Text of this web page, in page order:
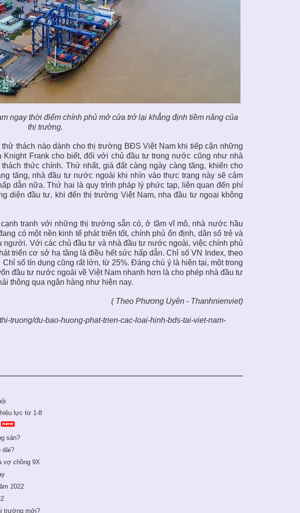
ngay thời điểm chính phủ mở cửa trở lại khẳng định tiềm năng của
thị trường.
thách nào dành chothị trường BĐS Việt Namkhi tiếp cận những
Frank cho biết, đối với chủ đầu tư trong nước cũng như nhà
thức chính. Thứ nhất, giá đất càng ngày càng tăng, khiến cho
tăng, nhà đầu tư nước ngoài khi nhìn vào thực trạng này sẽ cảm
dẫn nữa. Thứ hai là quy trình pháp lý phức tạp, liên quan đến phí
diện đầu tư, khi đến thị trường Việt Nam, nha đầu tư ngoại không
tranh với những thị trường sẵn có, ở tầm vĩ mô, nhà nước hầu
có một nền kinh tế phát triển tốt, chính phủ ổn định, dân số trẻ và
người. Với các chủ đầu tư và nhà đầu tư nước ngoài, việc chính phủ
triển cơ sở hạ tầng là điều hết sức hấp dẫn. Chỉ số VN Index, theo
Chỉ số tín dụng cũng rất lớn, từ 25%. Đáng chú ý là hiện tại, một trong
đầu tư nước ngoài về Việt Nam nhanh hơn là cho phép nhà đầu tư
thông qua ngân hàng như hiện nay.
( Theo Phương Uyên - Thanhnienviet)
truong/du-bao-huong-phat-trien-cac-loai-hinh-bds-tai-viet-nam-
lực từ 1-8
sản?
dài?
vợ chồng 9X
2022
trường mới?